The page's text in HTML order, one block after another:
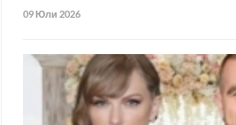
09 Юли 2026